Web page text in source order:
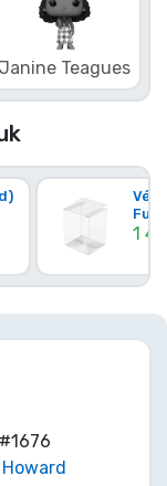
Janine Teagues
1